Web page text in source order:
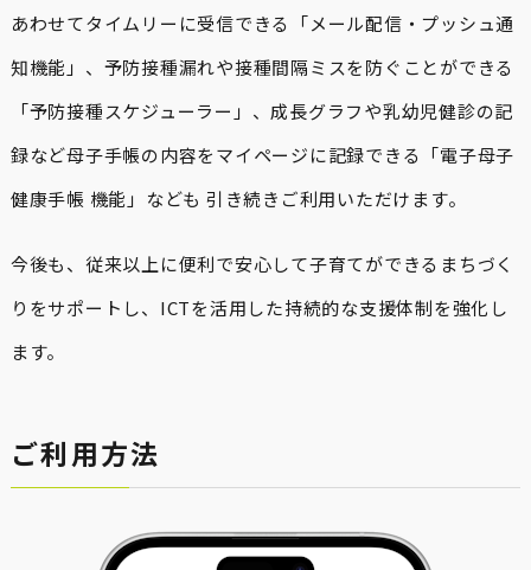
あわせてタイムリーに受信できる「メール配信・プッシュ通
知機能」、予防接種漏れや接種間隔ミスを防ぐことができる
「予防接種スケジューラー」、成長グラフや乳幼児健診の記
録など母子手帳の内容をマイページに記録できる「電子母子
健康手帳 機能」なども 引き続きご利用いただけます。
今後も、従来以上に便利で安心して子育てができるまちづく
りをサポートし、ICTを活用した持続的な支援体制を強化し
ます。
ご利用方法